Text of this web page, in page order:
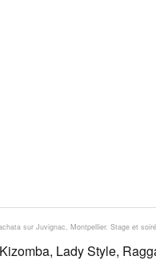
sur Juvignac, Montpellier. Stage et
Lady Style,